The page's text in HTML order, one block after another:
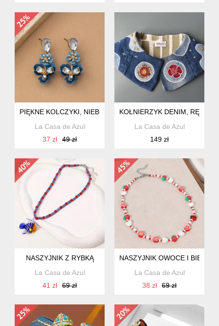
PIĘKNE KOLCZYKI, NIEBIESKIE KWIATKI
La Casa de Azul
37 zł
49 zł
KOŁNIERZYK DENIM,
La Casa de Azul
149 zł
NASZYJNIK Z RYBKĄ
La Casa de Azul
41 zł
69 zł
NASZYJNIK OWOCE I
La Casa de Azul
38 zł
69 zł